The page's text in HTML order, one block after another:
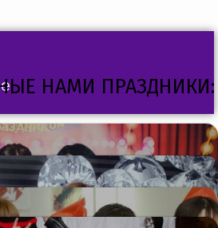
НАМИ ПРАЗДНИКИ:
& Стиляги
Времени